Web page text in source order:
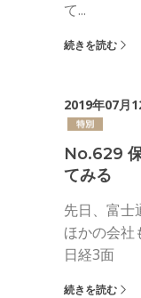
て...
続きを読む
2019年07月
No.629
てみる
先日、富士
ほかの会社
日経3面
続きを読む